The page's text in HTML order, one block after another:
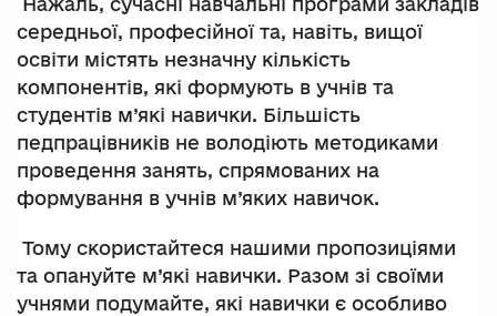
Нажаль, сучасні навчальні програми закладів
середньої, професійної та, навіть, вищої
освіти містять незначну кількість
компонентів, які формують в учнів та
студентів м’які навички. Більшість
педпрацівників не володіють методиками
проведення занять, спрямованих на
формування в учнів м’яких навичок.
Тому скористайтеся нашими пропозиціями
та опануйте м’які навички. Разом зі своїми
учнями подумайте, які навички є особливо